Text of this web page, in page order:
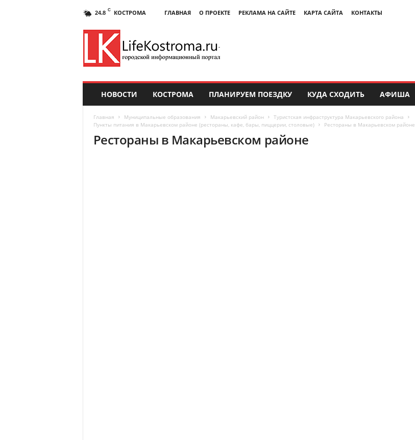
24.8 C КОСТРОМА ГЛАВНАЯ О ПРОЕКТЕ РЕКЛАМА НА САЙТЕ КАРТА САЙТА КОНТАКТЫ
НОВОСТИ КОСТРОМА ПЛАНИРУЕМ ПОЕЗДКУ КУДА СХОДИТЬ АФИША
Главная Муниципальные образования Макарьевский район
Туристская инфраструктура Макарьевского района
Пункты питания в Макарьевском районе (рестораны, кафе, бары, пиццерии, столовые)
Рестораны в Макарьевском районе
Рестораны в Макарьевском районе